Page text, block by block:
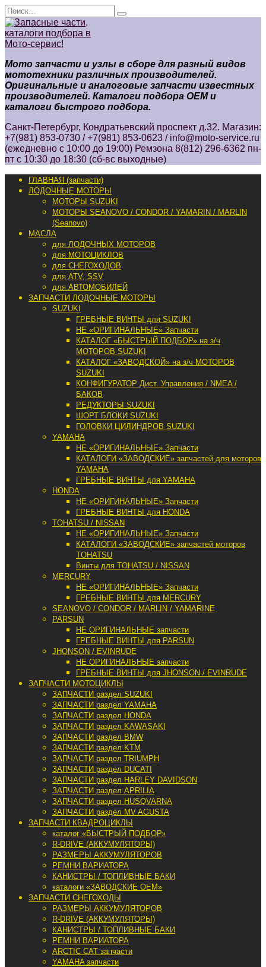
Перейти
к
содержанию
Search
for:
Мото запчасти и узлы в сборе для разный видов
мототехники различных производителей.
Оригинальные и аналоговые запчасти известных
производителей. Каталоги подбора ОЕМ и
каталоги быстрого подбора.
Санкт-Петербург, Кондратьевский проспект д.32. Магазин:
+7(981) 853-0730 / +7(981) 853-0623 / info@moto-service.ru
(ежедневно с 10:00 до 19:00) Ремзона 8(812) 296-6362 пн-
пт с 10:30 до 18:30 (сб-вс выходные)
ГЛАВНАЯ (запчасти)
ЛОДОЧНЫЕ МОТОРЫ
МОТОРЫ SUZUKI
МОТОРЫ SEANOVO / CONDOR / YAMARIN / MARLIN
(Seanovo)
МАСЛА
для ЛОДОЧНЫХ МОТОРОВ
для МОТОЦИКЛОВ
для СНЕГОХОДОВ
для ATV, SSV
для АВТОМОБИЛЕЙ
ЗАПЧАСТИ ЛОДОЧНЫЕ МОТОРЫ
SUZUKI
ГРЕБНЫЕ ВИНТЫ для SUZUKI
НЕ «ОРИГИНАЛЬНЫЕ» Запчасти
КАТАЛОГ «БЫСТРЫЙ ПОДБОР» на з/ч
МОТОРОВ SUZUKI
КАТАЛОГ «ЗАВОДСКОЙ» на з/ч МОТОРОВ
SUZUKI
КОНФИГУРАТОР Дист. Управления / NMEA /
БАКОВ
РЕДУКТОРЫ SUZUKI
ШОРТ БЛОКИ SUZUKI
ГОЛОВКИ ЦИЛИНДРОВ SUZUKI
YAMAHA
НЕ «ОРИГИНАЛЬНЫЕ» Запчасти
КАТАЛОГИ «ЗАВОДСКИЕ» запчастей для моторов
YAMAHA
ГРЕБНЫЕ ВИНТЫ для YAMAHA
HONDA
НЕ «ОРИГИНАЛЬНЫЕ» Запчасти
ГРЕБНЫЕ ВИНТЫ для HONDA
TOHATSU / NISSAN
НЕ «ОРИГИНАЛЬНЫЕ» Запчасти
КАТАЛОГИ «ЗАВОДСКИЕ» запчастей моторов
TOHATSU
Винты для TOHATSU / NISSAN
MERCURY
НЕ «ОРИГИНАЛЬНЫЕ» Запчасти
ГРЕБНЫЕ ВИНТЫ для MERCURY
SEANOVO / CONDOR / MARLIN / YAMARINE
PARSUN
НЕ ОРИГИНАЛЬНЫЕ запчасти
ГРЕБНЫЕ ВИНТЫ для PARSUN
JHONSON / EVINRUDE
НЕ ОРИГИНАЛЬНЫЕ запчасти
ГРЕБНЫЕ ВИНТЫ для JHONSON / EVINRUDE
ЗАПЧАСТИ МОТОЦИКЛЫ
ЗАПЧАСТИ раздел SUZUKI
ЗАПЧАСТИ раздел YAMAHA
ЗАПЧАСТИ раздел HONDA
ЗАПЧАСТИ раздел KAWASAKI
ЗАПЧАСТИ раздел BMW
ЗАПЧАСТИ раздел KTM
ЗАПЧАСТИ раздел TRIUMPH
ЗАПЧАСТИ раздел DUCATI
ЗАПЧАСТИ раздел HARLEY DAVIDSON
ЗАПЧАСТИ раздел APRILIA
ЗАПЧАСТИ раздел HUSQVARNA
ЗАПЧАСТИ раздел MV AGUSTA
ЗАПЧАСТИ КВАДРОЦИКЛЫ
каталог «БЫСТРЫЙ ПОДБОР»
R-DRIVE (АККУМУЛЯТОРЫ)
РАЗМЕРЫ АККУМУЛЯТОРОВ
РЕМНИ ВАРИАТОРА
КАНИСТРЫ / ТОПЛИВНЫЕ БАКИ
каталоги «ЗАВОДСКИЕ OEM»
ЗАПЧАСТИ СНЕГОХОДЫ
РАЗМЕРЫ АККУМУЛЯТОРОВ
R-DRIVE (АККУМУЛЯТОРЫ)
КАНИСТРЫ / ТОПЛИВНЫЕ БАКИ
РЕМНИ ВАРИАТОРА
ARCTIC CAT запчасти
YAMAHA запчасти